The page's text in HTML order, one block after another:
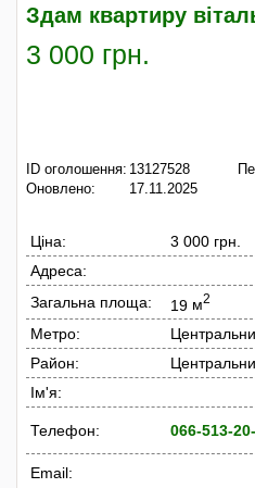
Здам квартиру
3 000 грн.
ID оголошення: 13127528
Оновлено:
17.11.2025
Ціна:
3 000 грн.
Адреса:
Загальна площа:
19 м2
Метро:
Район:
Ім'я:
Телефон: 066-513-
Email: